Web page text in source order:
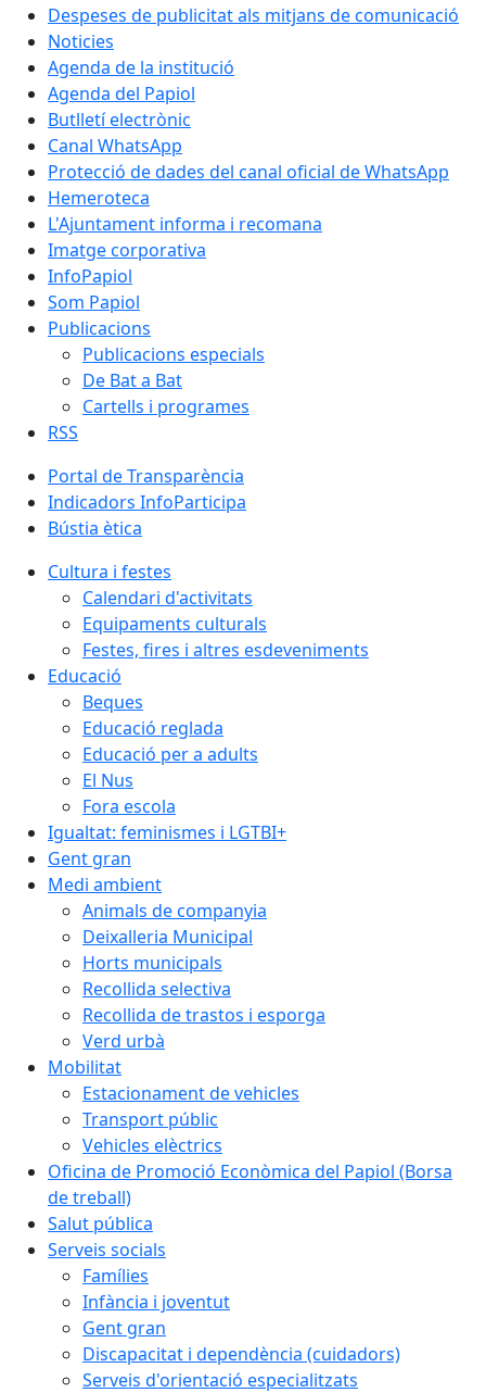
Despeses de publicitat als mitjans de comunicació
Noticies
Agenda de la institució
Agenda del Papiol
Butlletí electrònic
Canal WhatsApp
Protecció de dades del canal oficial de WhatsApp
Hemeroteca
L'Ajuntament informa i recomana
Imatge corporativa
InfoPapiol
Som Papiol
Publicacions
Publicacions especials
De Bat a Bat
Cartells i programes
RSS
Portal de Transparència
Indicadors InfoParticipa
Bústia ètica
Cultura i festes
Calendari d'activitats
Equipaments culturals
Festes, fires i altres esdeveniments
Educació
Beques
Educació reglada
Educació per a adults
El Nus
Fora escola
Igualtat: feminismes i LGTBI+
Gent gran
Medi ambient
Animals de companyia
Deixalleria Municipal
Horts municipals
Recollida selectiva
Recollida de trastos i esporga
Verd urbà
Mobilitat
Estacionament de vehicles
Transport públic
Vehicles elèctrics
Oficina de Promoció Econòmica del Papiol (Borsa
de treball)
Salut pública
Serveis socials
Famílies
Infància i joventut
Gent gran
Discapacitat i dependència (cuidadors)
Serveis d'orientació especialitzats